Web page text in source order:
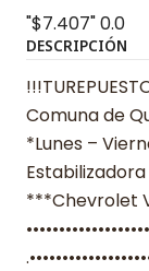
"$7.407"0.0
DESCRIPCIÓN
Comuna de
*Lunes –
***Chevrolet